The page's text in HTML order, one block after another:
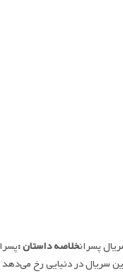
پسرانخلاصه داستان :
در دنیایی رخ می‌دهد